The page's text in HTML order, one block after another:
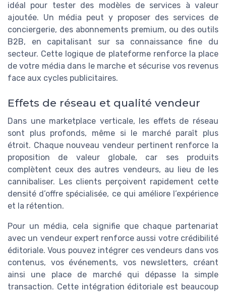
idéal pour tester des modèles de services à valeur
ajoutée. Un média peut y proposer des services de
conciergerie, des abonnements premium, ou des outils
B2B, en capitalisant sur sa connaissance fine du
secteur. Cette logique de plateforme renforce la place
de votre média dans le marche et sécurise vos revenus
face aux cycles publicitaires.
Effets de réseau et qualité vendeur
Dans une marketplace verticale, les effets de réseau
sont plus profonds, même si le marché paraît plus
étroit. Chaque nouveau vendeur pertinent renforce la
proposition de valeur globale, car ses produits
complètent ceux des autres vendeurs, au lieu de les
cannibaliser. Les clients perçoivent rapidement cette
densité d’offre spécialisée, ce qui améliore l’expérience
et la rétention.
Pour un média, cela signifie que chaque partenariat
avec un vendeur expert renforce aussi votre crédibilité
éditoriale. Vous pouvez intégrer ces vendeurs dans vos
contenus, vos événements, vos newsletters, créant
ainsi une place de marché qui dépasse la simple
transaction. Cette intégration éditoriale est beaucoup